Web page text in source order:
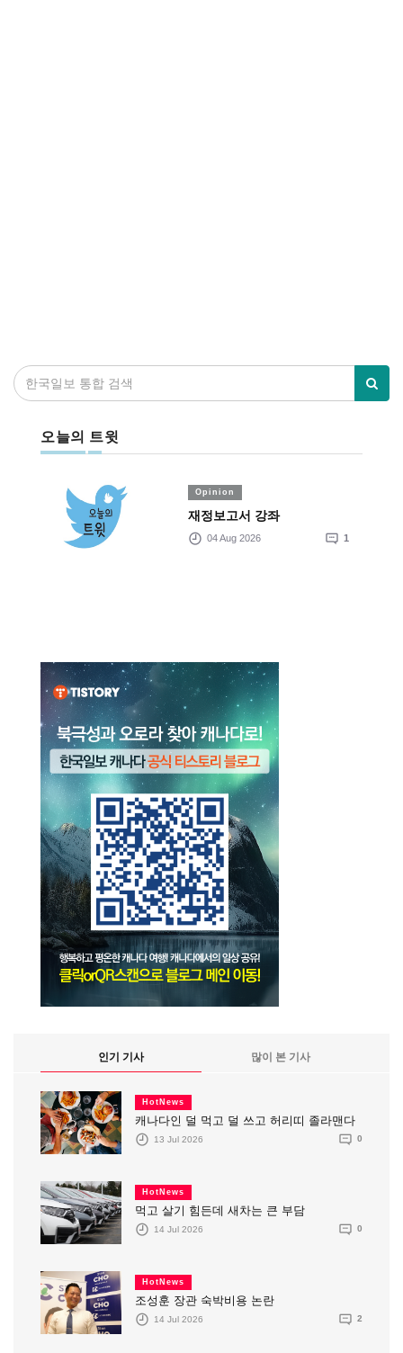
오늘의 트윗
Opinion
재정보고서 강좌
04 Aug 2026 1
인기 기사 많이 본 기사
HotNews
캐나다인 덜 먹고 덜 쓰고 허리띠 졸라맨다
13 Jul 2026 0
HotNews
먹고 살기 힘든데 새차는 큰 부담
14 Jul 2026 0
HotNews
조성훈 장관 숙박비용 논란
14 Jul 2026 2